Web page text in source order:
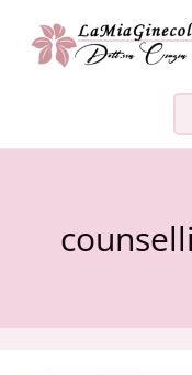
Vai al contenuto